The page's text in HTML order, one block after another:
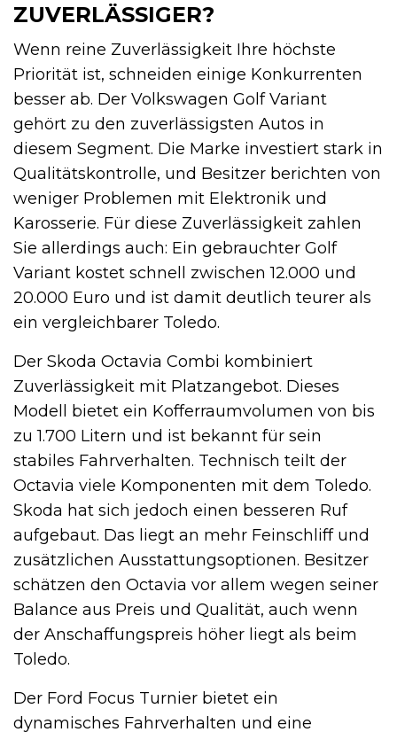
ZUVERLÄSSIGER?
Wenn reine Zuverlässigkeit Ihre höchste
Priorität ist, schneiden einige Konkurrenten
besser ab. Der Volkswagen Golf Variant
gehört zu den zuverlässigsten Autos in
diesem Segment. Die Marke investiert stark in
Qualitätskontrolle, und Besitzer berichten von
weniger Problemen mit Elektronik und
Karosserie. Für diese Zuverlässigkeit zahlen
Sie allerdings auch: Ein gebrauchter Golf
Variant kostet schnell zwischen 12.000 und
20.000 Euro und ist damit deutlich teurer als
ein vergleichbarer Toledo.
Der Skoda Octavia Combi kombiniert
Zuverlässigkeit mit Platzangebot. Dieses
Modell bietet ein Kofferraumvolumen von bis
zu 1.700 Litern und ist bekannt für sein
stabiles Fahrverhalten. Technisch teilt der
Octavia viele Komponenten mit dem Toledo.
Skoda hat sich jedoch einen besseren Ruf
aufgebaut. Das liegt an mehr Feinschliff und
zusätzlichen Ausstattungsoptionen. Besitzer
schätzen den Octavia vor allem wegen seiner
Balance aus Preis und Qualität, auch wenn
der Anschaffungspreis höher liegt als beim
Toledo.
Der Ford Focus Turnier bietet ein
dynamisches Fahrverhalten und eine